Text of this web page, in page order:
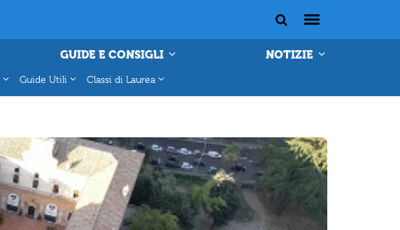
GUIDE E CONSIGLI
NOTIZIE
Guide Utili Classi di Laurea